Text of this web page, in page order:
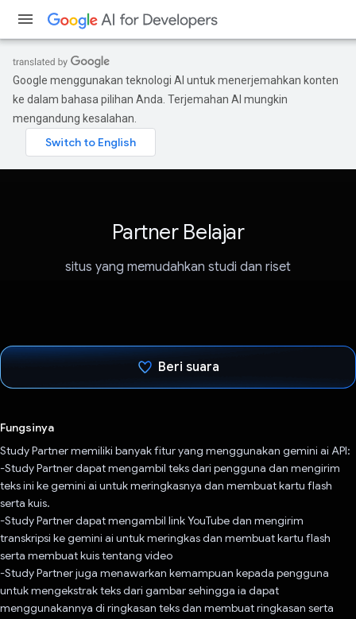
Google menggunakan teknologi AI untuk menerjemahkan konten
ke dalam bahasa pilihan Anda. Terjemahan AI mungkin
mengandung kesalahan.
Partner Belajar
situs yang memudahkan studi dan riset
Beri suara
Fungsinya
Study Partner memiliki banyak fitur yang menggunakan gemini ai API:
-Study Partner dapat mengambil teks dari pengguna dan mengirim
teks ini ke gemini ai untuk meringkasnya dan membuat kartu flash
serta kuis.
-Study Partner dapat mengambil link YouTube dan mengirim
transkripsi ke gemini ai untuk meringkas dan membuat kartu flash
serta membuat kuis tentang video
-Study Partner juga menawarkan kemampuan kepada pengguna
untuk mengekstrak teks dari gambar sehingga ia dapat
menggunakannya di ringkasan teks dan membuat ringkasan serta